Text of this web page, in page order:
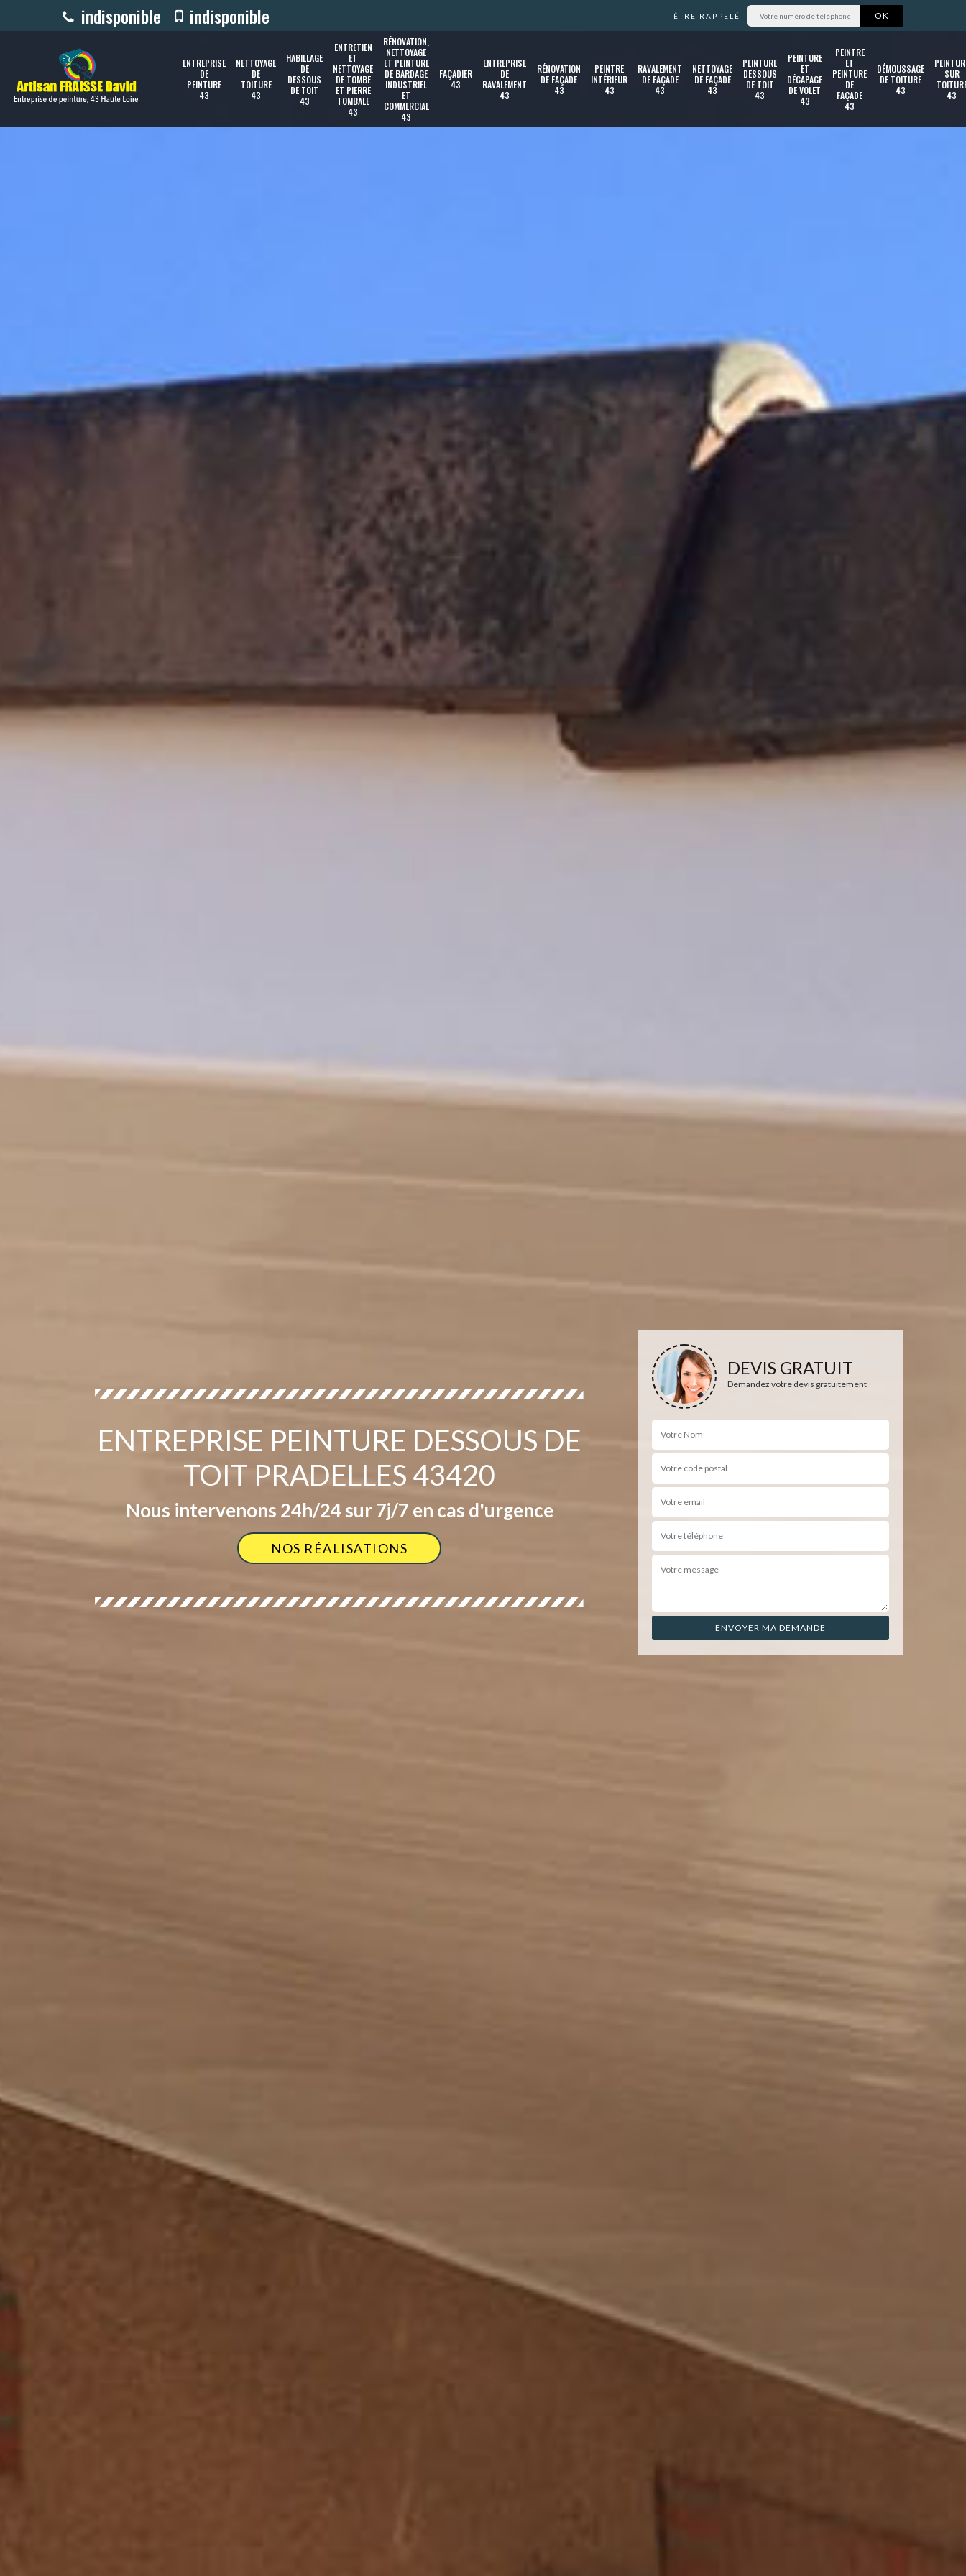
indisponible indisponible ÊTRE RAPPELÉ
ENTREPRISE
DE
PEINTURE
43
NETTOYAGE
DE
TOITURE
43
HABILLAGE
DE
DESSOUS
DE TOIT
43
ENTRETIEN
ET
NETTOYAGE
DE TOMBE
ET PIERRE
TOMBALE
43
RÉNOVATION,
NETTOYAGE
ET PEINTURE
DE BARDAGE
INDUSTRIEL
ET
COMMERCIAL
43
FAÇADIER
43
ENTREPRISE
DE
RAVALEMENT
43
RÉNOVATION
DE FAÇADE
43
PEINTRE
INTÉRIEUR
43
RAVALEMENT
DE FAÇADE
43
NETTOYAGE
DE FAÇADE
43
PEINTURE
DESSOUS
DE TOIT
43
PEINTURE
ET
DÉCAPAGE
DE VOLET
43
PEINTRE
ET
PEINTURE
DE
FAÇADE
43
DÉMOUSSAGE
DE TOITURE
43
SUR
43
ENTREPRISE PEINTURE DESSOUS DE
TOIT PRADELLES 43420
Nous intervenons 24h/24 sur 7j/7 en cas d'urgence
NOS RÉALISATIONS
DEVIS GRATUIT
Demandez votre devis gratuitement